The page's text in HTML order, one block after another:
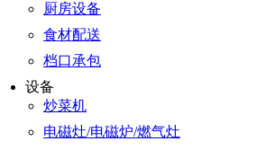
厨房设备
食材配送
档口承包
设备
炒菜机
电磁灶/电磁炉/燃气灶